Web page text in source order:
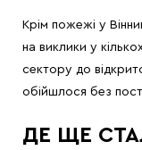
Крім пожежі у
на виклики у
сектору до
обійшлося без
ДЕ ЩЕ